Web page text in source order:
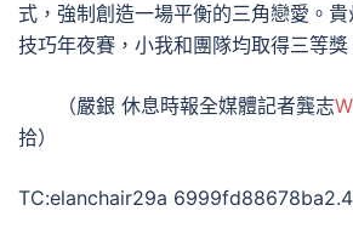
式，強制創造一場平衡的三角戀愛。
技巧年夜賽，小我和團隊均取得三等獎
（嚴銀 休息時報全媒體記者龔志
拾）
TC:elanchair29a